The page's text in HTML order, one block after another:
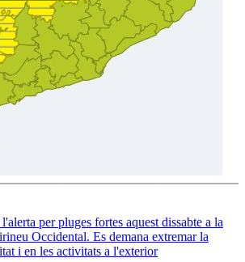
per pluges fortes aquest dissabte a la
Occidental. Es demana extremar la
i en les activitats a l'exterior